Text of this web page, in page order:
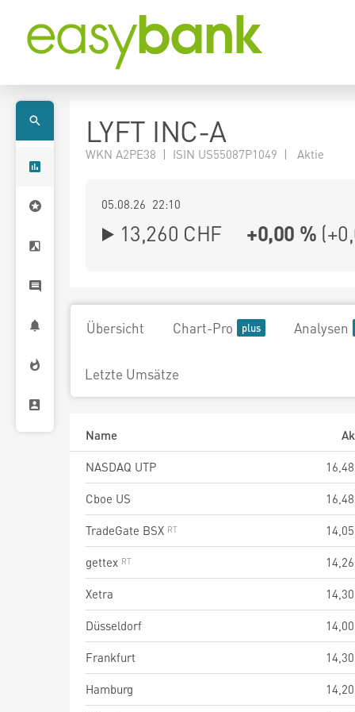
LYFT INC-A
WKN A2PE38 | ISIN US55087P1049 | Aktie
05.08.26 22:10
13,260 CHF +0,00 % (
Übersicht Chart-Pro Analysen
Letzte Umsätze
Name
NASDAQ UTP
16,48
Cboe US
16,48
TradeGate BSX
14,05
gettex
14,26
Xetra
14,30
Düsseldorf
14,00
Frankfurt
14,30
Hamburg
14,20